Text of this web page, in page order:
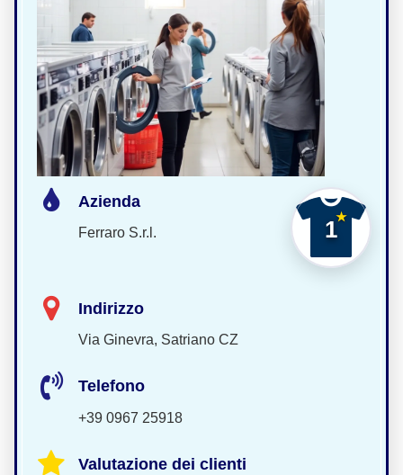
1
Azienda
Ferraro S.r.l.
Indirizzo
Via Ginevra, Satriano CZ
Telefono
+39 0967 25918
Valutazione dei clienti